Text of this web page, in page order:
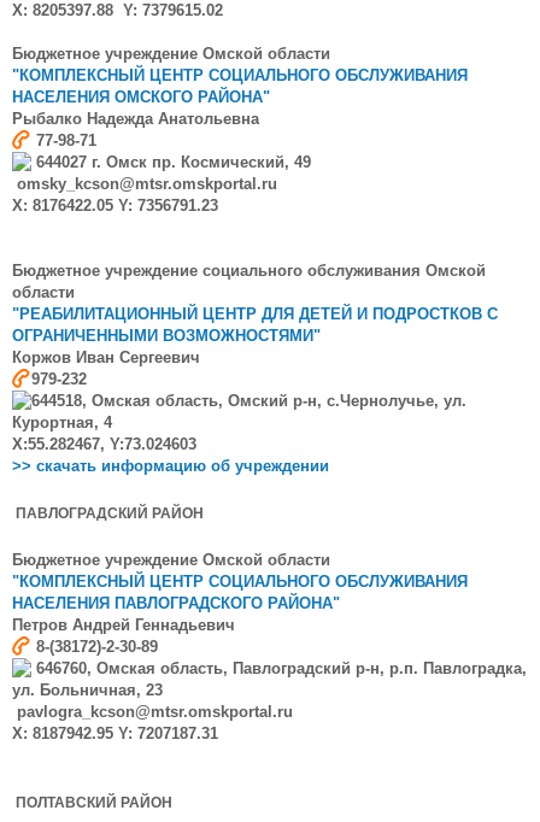
X: 8205397.88 Y: 7379615.02
Бюджетное учреждение Омской области
"КОМПЛЕКСНЫЙ ЦЕНТР СОЦИАЛЬНОГО ОБСЛУЖИВАНИЯ
НАСЕЛЕНИЯ ОМСКОГО РАЙОНА"
Рыбалко Надежда Анатольевна
77-98-71
644027 г. Омск пр. Космический, 49
omsky_kcson@mtsr.omskportal.ru
X: 8176422.05 Y: 7356791.23
Бюджетное учреждение социального обслуживания Омской
области
"РЕАБИЛИТАЦИОННЫЙ ЦЕНТР ДЛЯ ДЕТЕЙ И ПОДРОСТКОВ С
ОГРАНИЧЕННЫМИ ВОЗМОЖНОСТЯМИ"
Коржов Иван Сергеевич
979-232
644518, Омская область, Омский р-н, с.Чернолучье, ул.
Курортная, 4
X:55.282467, Y:73.024603
>> скачать информацию об учреждении
ПАВЛОГРАДСКИЙ РАЙОН
Бюджетное учреждение Омской области
"КОМПЛЕКСНЫЙ ЦЕНТР СОЦИАЛЬНОГО ОБСЛУЖИВАНИЯ
НАСЕЛЕНИЯ ПАВЛОГРАДСКОГО РАЙОНА"
Петров Андрей Геннадьевич
8-(38172)-2-30-89
646760, Омская область, Павлоградский р-н, р.п. Павлоградка,
ул. Больничная, 23
pavlogra_kcson@mtsr.omskportal.ru
X: 8187942.95 Y: 7207187.31
ПОЛТАВСКИЙ РАЙОН